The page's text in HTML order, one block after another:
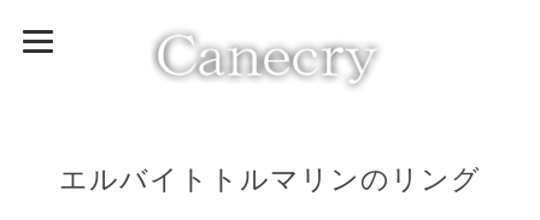
エルバイトトルマリンのリング